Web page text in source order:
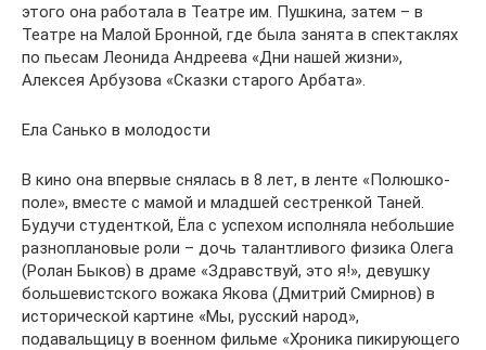
этого она работала в Театре им. Пушкина, затем – в
Театре на Малой Бронной, где была занята в спектаклях
по пьесам Леонида Андреева «Дни нашей жизни»,
Алексея Арбузова «Сказки старого Арбата».
Ела Санько в молодости
В кино она впервые снялась в 8 лет, в ленте «Полюшко-
поле», вместе с мамой и младшей сестренкой Таней.
Будучи студенткой, Ёла с успехом исполняла небольшие
разноплановые роли – дочь талантливого физика Олега
(Ролан Быков) в драме «Здравствуй, это я!», девушку
большевистского вожака Якова (Дмитрий Смирнов) в
исторической картине «Мы, русский народ»,
подавальщицу в военном фильме «Хроника пикирующего